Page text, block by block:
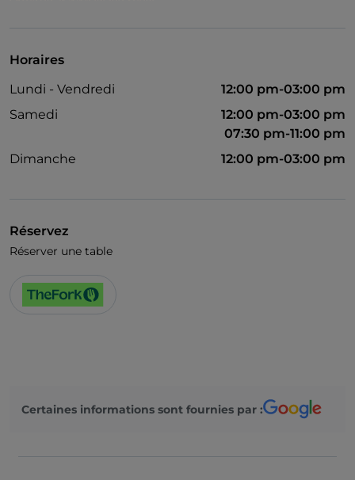
Wi-Fi
Horaires
Lundi - Vendredi
12:00 pm-03:00 pm
Samedi
12:00 pm-03:00 pm
07:30 pm-11:00 pm
Dimanche
12:00 pm-03:00 pm
Réservez
Réserver une table
Certaines informations sont fournies par :